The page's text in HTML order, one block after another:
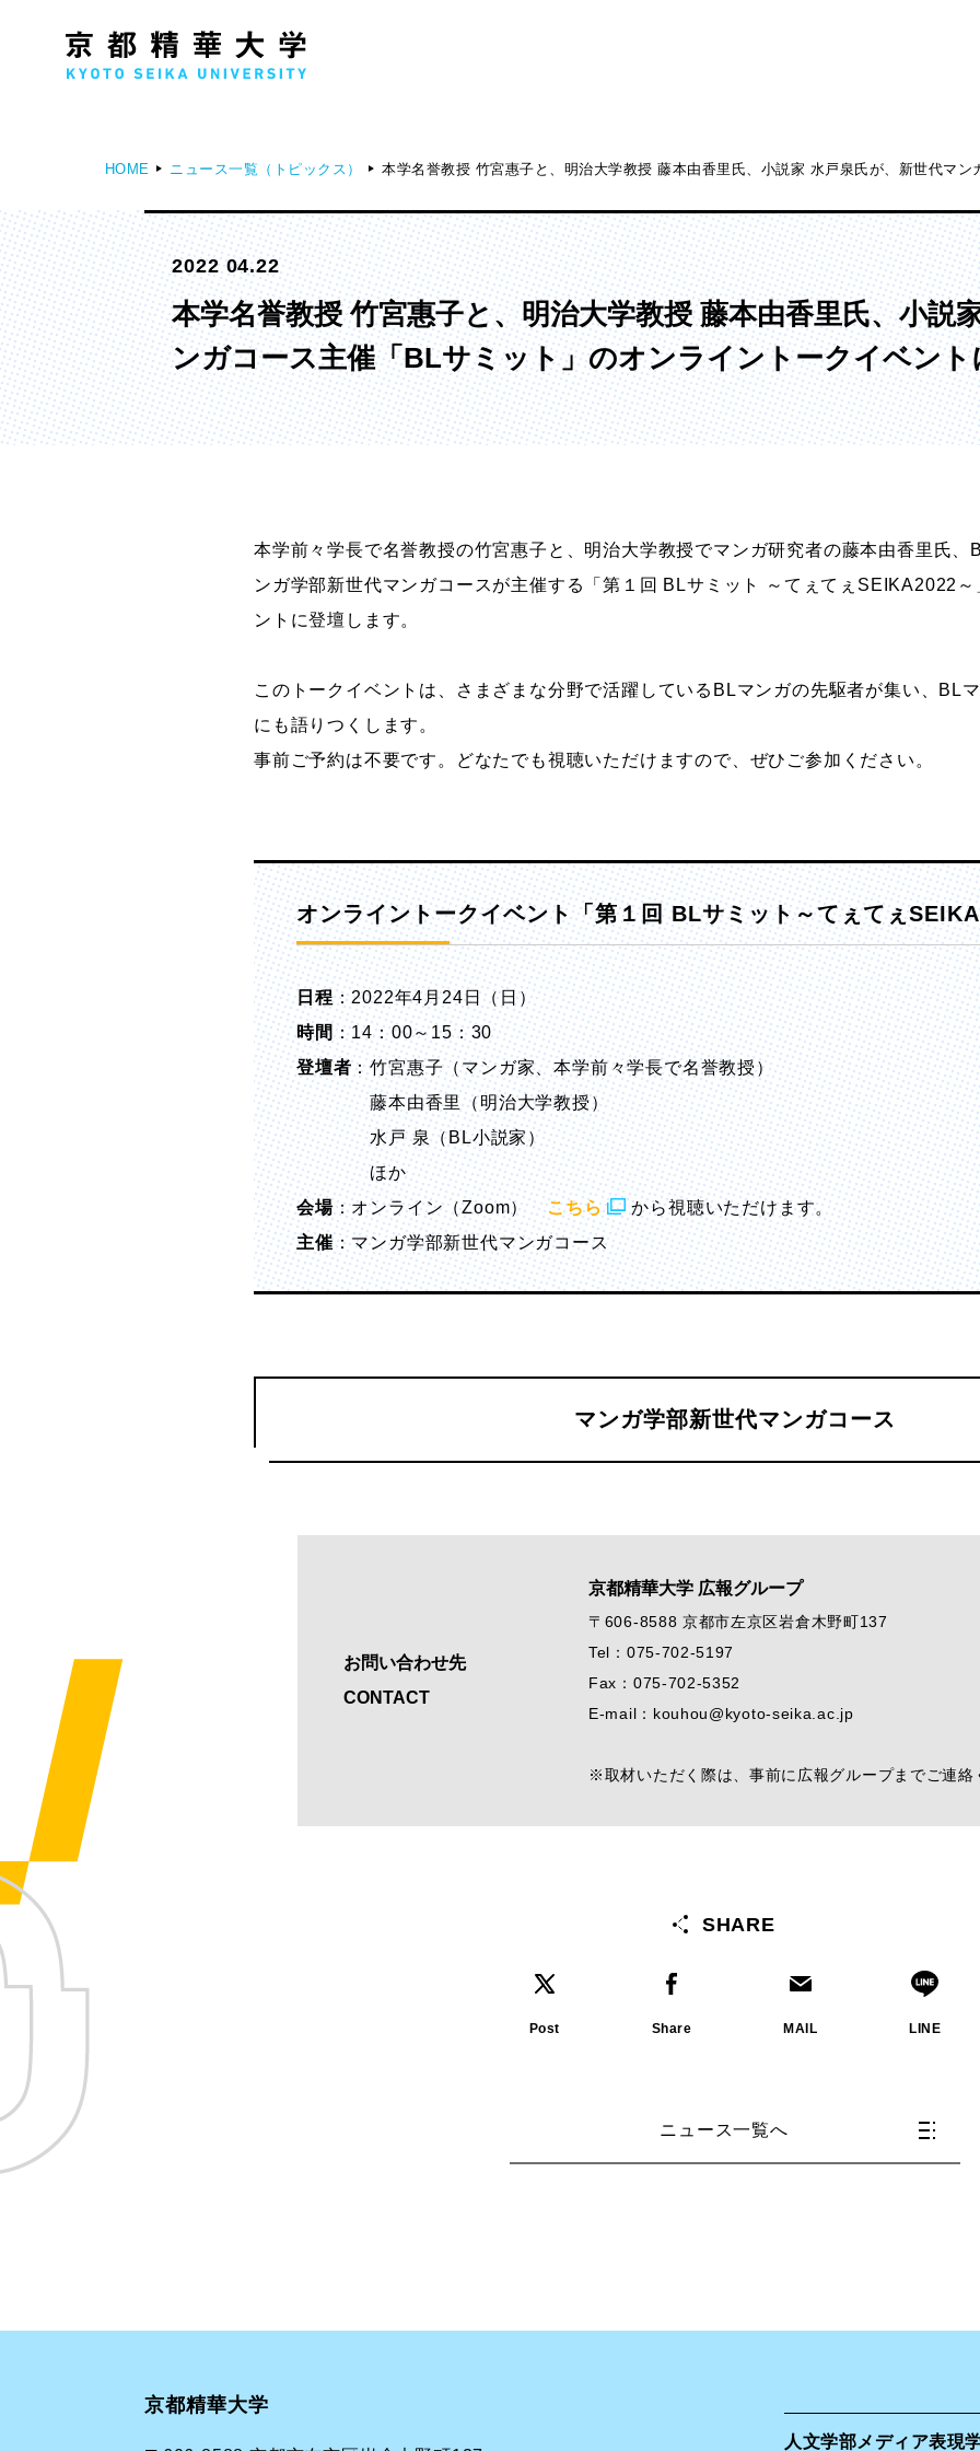
人文学部
歴史コース
文学コース
社会コース
国際文化コース
国際日本学コース
メディア表現学部
メディア表現学科
芸術学部
造形学科
デジタルクリエイションコース
イラスト学科
プロダクトデザイン学科
新世代マンガコース
キャラクターデザインコース
デザイン研究科
マンガ研究科
HOME ニュース一覧（トピックス） 本学名誉教授 竹宮惠子と、明治大学教授 藤本由香里氏、小説家 水戸泉氏が、新世代マ
2022 04.22
本学名誉教授 竹宮惠子と、明治大学教授 藤本由香里氏、小説
ンガコース主催「BLサミット」のオンライントークイベント
本学前々学長で名誉教授の竹宮惠子と、明治大学教授でマンガ研究者の藤本由香里氏、
ンガ学部新世代マンガコースが主催する「第１回 BLサミット ～てぇてぇSEIKA2022
ントに登壇します。
このトークイベントは、さまざまな分野で活躍しているBLマンガの先駆者が集い、BL
にも語りつくします。
事前ご予約は不要です。どなたでも視聴いただけますので、ぜひご参加ください。
オンライントークイベント「第１回 BLサミット～てぇてぇ
日程：2022年4月24日（日）
時間：14：00～15：30
登壇者：竹宮惠子（マンガ家、本学前々学長で名誉教授）
藤本由香里（明治大学教授）
水戸 泉（BL小説家）
ほか
会場：オンライン（Zoom）こちら
から視聴いただけます。
主催：マンガ学部新世代マンガコース
マンガ学部新世代マンガコース
お問い合わせ先
CONTACT
京都精華大学 広報グループ
〒606-8588 京都市左京区岩倉木野町137
Tel：075-702-5197
Fax：075-702-5352
E-mail：kouhou@kyoto-seika.ac.jp
※取材いただく際は、事前に広報グループまでご連絡
SHARE
Post Share MAIL LINE
ニュース一覧へ
京都精華大学
人文学部メディア表現